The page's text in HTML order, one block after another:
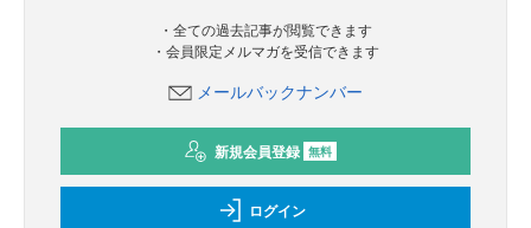
・全ての過去記事が閲覧できます
・会員限定メルマガを受信できます
メールバックナンバー
新規会員登録 無料
ログイン